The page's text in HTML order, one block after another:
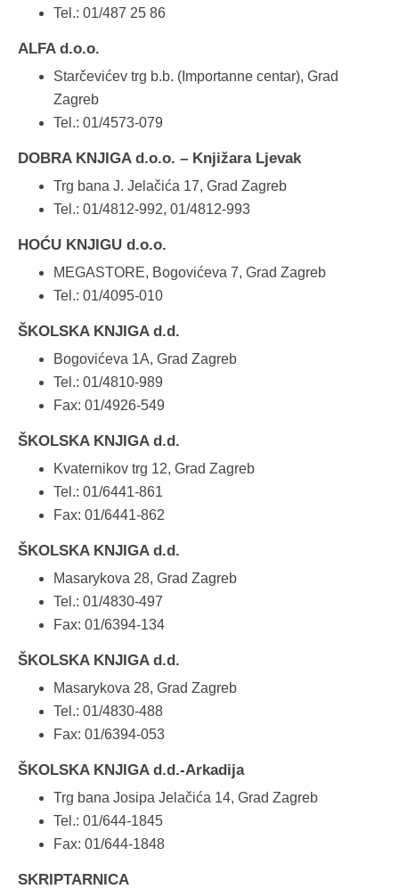
Tel.: 01/487 25 86
ALFA d.o.o.
Starčevićev trg b.b. (Importanne centar), Grad
Zagreb
Tel.: 01/4573-079
DOBRA KNJIGA d.o.o. – Knjižara Ljevak
Trg bana J. Jelačića 17, Grad Zagreb
Tel.: 01/4812-992, 01/4812-993
HOĆU KNJIGU d.o.o.
MEGASTORE, Bogovićeva 7, Grad Zagreb
Tel.: 01/4095-010
ŠKOLSKA KNJIGA d.d.
Bogovićeva 1A, Grad Zagreb
Tel.: 01/4810-989
Fax: 01/4926-549
ŠKOLSKA KNJIGA d.d.
Kvaternikov trg 12, Grad Zagreb
Tel.: 01/6441-861
Fax: 01/6441-862
ŠKOLSKA KNJIGA d.d.
Masarykova 28, Grad Zagreb
Tel.: 01/4830-497
Fax: 01/6394-134
ŠKOLSKA KNJIGA d.d.
Masarykova 28, Grad Zagreb
Tel.: 01/4830-488
Fax: 01/6394-053
ŠKOLSKA KNJIGA d.d.-Arkadija
Trg bana Josipa Jelačića 14, Grad Zagreb
Tel.: 01/644-1845
Fax: 01/644-1848
SKRIPTARNICA